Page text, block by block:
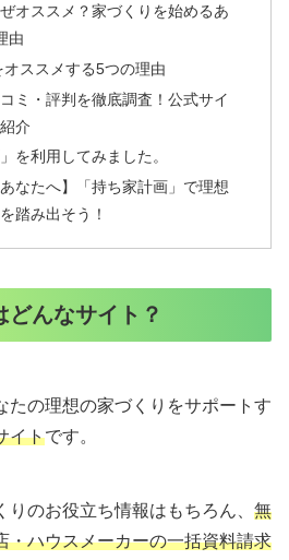
オススメ？家づくりを始めるあ
由
オススメする5つの理由
ミ・評判を徹底調査！公式サイ
介
を利用してみました。
なたへ】「持ち家計画」で理想
踏み出そう！
どんなサイト？
たの理想の家づくりをサポートす
イトです。
のお役立ち情報はもちろん、 無
・ハウスメーカーの一括資料請求